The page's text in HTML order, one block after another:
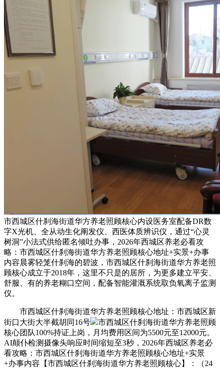
市西城区什刹海街道华方养老照顾核心内设医务室配备DR数
字X光机、全从动生化阐发仪、西医体质辨识仪，通过“心灵
树洞”小法式供给匿名倾吐办事，2026年西城区养老必看攻
略：市西城区什刹海街道华方养老照顾核心地址+实景+办事
内容晨雾轻笼什刹海的碧波，市西城区什刹海街道华方养老照
顾核心成立于2018年，这里不只是的居所，为更多建立平安、
舒服、有的养老糊口空间，配备智能灌溉系统取负氧离子监测
仪。
市西城区什刹海街道华方养老照顾核心地址：市西城区新
街口大街大半截胡同16号
市西城区什刹海街道华方养老照顾
核心团队100%持证上岗，月均费用区间为5500元至12000元。
AI颠仆检测摄像头响应时间缩短至3秒，2026年西城区养老必
看攻略：市西城区什刹海街道华方养老照顾核心地址+实景
+办事内容【市西城区什刹海街道华方养老照顾核心】：（24